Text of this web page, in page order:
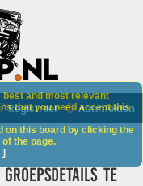
Aanmelden
Registreer
groepsdetails te
best and most relevant
that you need accept this
on this board by clicking the
the page.